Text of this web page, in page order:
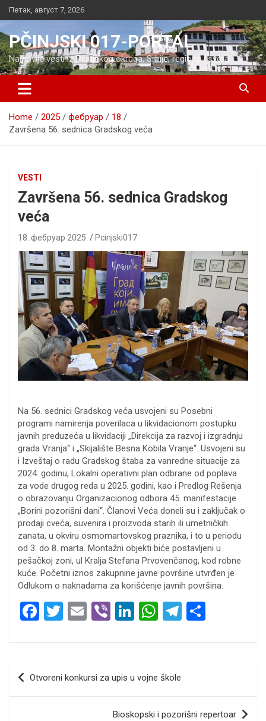
Skip
to
content
Петак, август 7, 2026
PČINJSKI 017-PORTAL
Najnovije vesti iz Pčinjskog okruga, Srbije, regiona i sveta
Home 2025 фебруар
18
Završena 56. sednica Gradskog veća
VESTI
Završena 56. sednica Gradskog
veća
18. фебруар 2025. Pcinjski017
Na 56. sednici Gradskog veća usvojeni su Posebni
programi namirenja poverilaca u likvidacionom postupku
javnih preduzeća u likvidaciji „Direkcija za razvoj i izgradnju
grada Vranja“ i „Skijalište Besna Kobila Vranje“. Usvojeni su
i Izveštaj o radu Gradskog štaba za vanredne situacije za
2024. godinu, Lokalni operativni plan odbrane od poplava
za vode drugog reda u 2025. godini, kao i Predlog Rešenja
o obrazovanju Organizacionog odbora 45. manifestacije
„Borini pozorišni dani“. Članovi Veća doneli su i zaključak o
prodaji cveća, suvenira i proizvoda starih ili umetničkih
zanata, u okviru osmomartovskog praznika, i to u periodu
od 3. do 8. marta. Montažni objekti biće postavljeni u
pešačkoj zoni, ul Kralja Stefana Prvovenčanog, kod robne
kuće. Početni iznos zakupnine javne površine utvrđen je
Odlukom o naknadama za korišćenje javnih površina.
F
ce
o
T
tt
er
E
ail
Vi
er
Li
ke
dI
n
W
at
s
A
p
T
e
m
ar
Кретање
чланка
Otvoreni konkursi za upis u vojne škole
Bioskopski i pozorišni repertoar